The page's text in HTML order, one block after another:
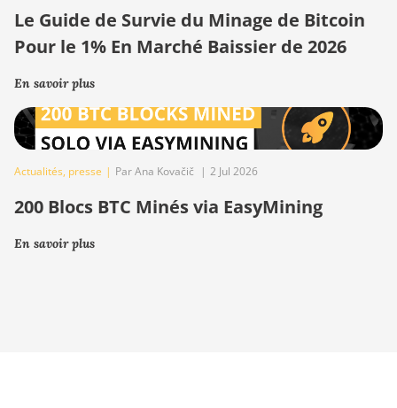
Le Guide de Survie du Minage de Bitcoin
Pour le 1% En Marché Baissier de 2026
En savoir plus
Actualités, presse | Par Ana Kovačič | 2 Jul 2026
200 Blocs BTC Minés via EasyMining
En savoir plus